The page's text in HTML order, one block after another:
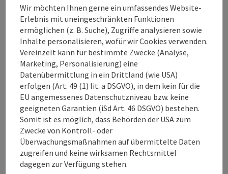
Oberösterreich Ausflugstipps
Gesundheit und Wellness in Oberösterreich
Mit Klick auf den Anmelde-Button stimme ich
zu, Newsletter zu den ausgewählten Themen
von der Oberösterreich Tourismus GmbH an
meine E-Mail-Adresse zu erhalten. Meine Daten
(E-Mail-Adresse; optional: Anrede, Vorname,
Nachname) werden bis auf Widerruf gespeichert
und automationsunterstützt verarbeitet. Deine
bekannt gegebenen Daten werden
ausschließlich für den Newsletter-Versand
verarbeitet und nicht an Dritte weitergegeben.
Wir möchten Ihnen gerne ein umfassendes Website-
Erlebnis mit uneingeschränkten Funktionen
ermöglichen (z. B. Suche), Zugriffe analysieren sowie
Inhalte personalisieren, wofür wir Cookies verwenden.
Vereinzelt kann für bestimmte Zwecke (Analyse,
Marketing, Personalisierung) eine
Datenübermittlung in ein Drittland (wie USA)
erfolgen (Art. 49 (1) lit. a DSGVO), in dem kein für die
EU angemessenes Datenschutzniveau bzw. keine
geeigneten Garantien (iSd Art. 46 DSGVO) bestehen.
Somit ist es möglich, dass Behörden der USA zum
Zwecke von Kontroll- oder
Überwachungsmaßnahmen auf übermittelte Daten
zugreifen und keine wirksamen Rechtsmittel
dagegen zur Verfügung stehen.